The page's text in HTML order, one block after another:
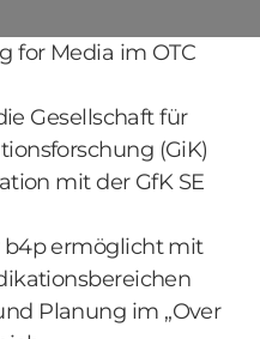
for Media im OTC
Gesellschaft für
(GiK)
mit der GfK SE
b4p ermöglicht mit
Planung im „Over